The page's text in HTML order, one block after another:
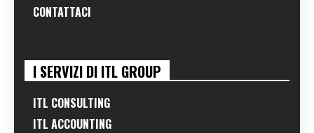
CONTATTACI
I SERVIZI DI ITL GROUP
ITL CONSULTING
ITL ACCOUNTING